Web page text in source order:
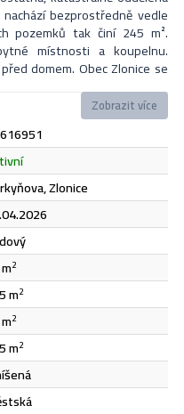
osobních údajů.
Odeslat
bezprostředně vedle
pozemků tak činí 245 m².
místnosti a koupelnu.
domem. Obec Zlonice se
20 km od Kladna. Lokalita je
do Slaného a Kladna) a
základní občanská
V případě zájmu či dotazů
Zobrazit více
Zlonice
2
m2
2
m2